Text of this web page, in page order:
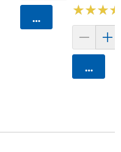
카트에 담기
★★★
★★★
카트에